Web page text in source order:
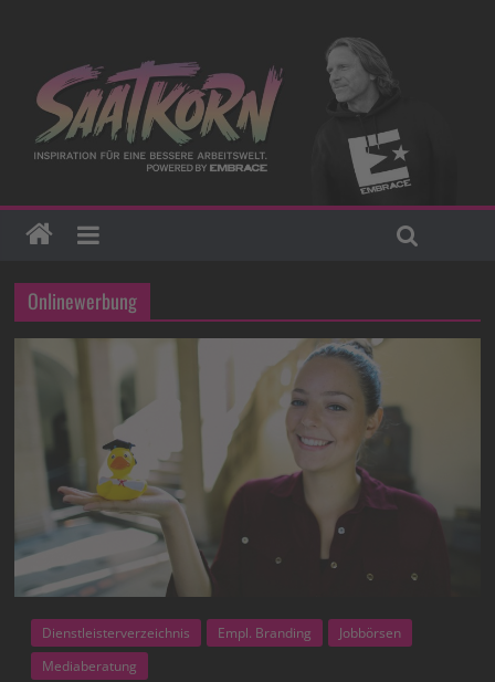
Onlinewerbung
Dienstleisterverzeichnis Empl. Branding
Jobbörsen
Mediaberatung